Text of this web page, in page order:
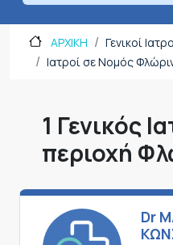
ΑΡΧΙΚΗ
Γενικοί
Ιατροί σε Νομός
1 Γενικός
περιοχή
Dr